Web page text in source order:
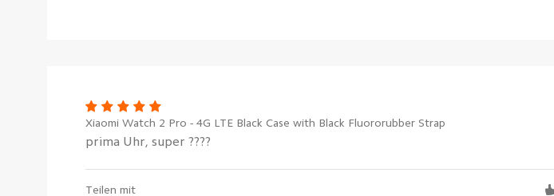
Xiaomi Watch 2 Pro - 4G LTE Black Case with Black Fluororubber Strap
prima Uhr, super ????
Teilen mit